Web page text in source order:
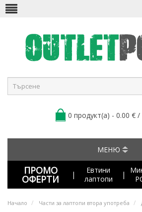
0 продукт(а) - 0.00 € /
МЕНЮ
ПРОМО
ОФЕРТИ |
Евтини
лаптопи
|
Начало Части за лаптопи втора употреба